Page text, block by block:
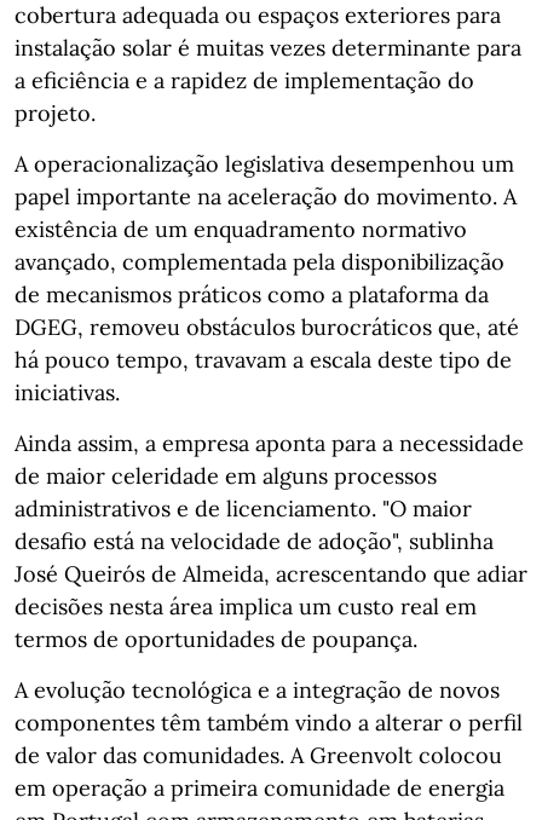
cobertura adequada ou espaços exteriores para
instalação solar é muitas vezes determinante para
a eficiência e a rapidez de implementação do
projeto.
A operacionalização legislativa desempenhou um
papel importante na aceleração do movimento. A
existência de um enquadramento normativo
avançado, complementada pela disponibilização
de mecanismos práticos como a plataforma da
DGEG, removeu obstáculos burocráticos que, até
há pouco tempo, travavam a escala deste tipo de
iniciativas.
Ainda assim, a empresa aponta para a necessidade
de maior celeridade em alguns processos
administrativos e de licenciamento. "O maior
desafio está na velocidade de adoção", sublinha
José Queirós de Almeida, acrescentando que adiar
decisões nesta área implica um custo real em
termos de oportunidades de poupança.
A evolução tecnológica e a integração de novos
componentes têm também vindo a alterar o perfil
de valor das comunidades. A Greenvolt colocou
em operação a primeira comunidade de energia